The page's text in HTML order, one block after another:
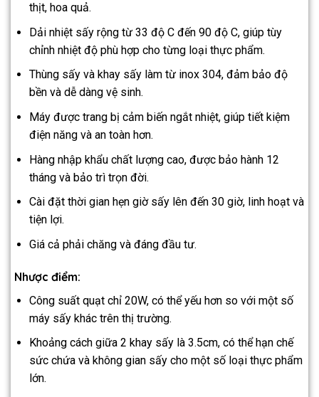
thịt, hoa quả.
Dải nhiệt sấy rộng từ 33 độ C đến 90 độ C, giúp tùy
chỉnh nhiệt độ phù hợp cho từng loại thực phẩm.
Thùng sấy và khay sấy làm từ inox 304, đảm bảo độ
bền và dễ dàng vệ sinh.
Máy được trang bị cảm biến ngắt nhiệt, giúp tiết kiệm
điện năng và an toàn hơn.
Hàng nhập khẩu chất lượng cao, được bảo hành 12
tháng và bảo trì trọn đời.
Cài đặt thời gian hẹn giờ sấy lên đến 30 giờ, linh hoạt và
tiện lợi.
Giá cả phải chăng và đáng đầu tư.
Nhược điểm:
Công suất quạt chỉ 20W, có thể yếu hơn so với một số
máy sấy khác trên thị trường.
Khoảng cách giữa 2 khay sấy là 3.5cm, có thể hạn chế
sức chứa và không gian sấy cho một số loại thực phẩm
lớn.